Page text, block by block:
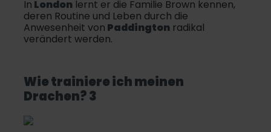
In London lernt er die Familie Brown kennen,
deren Routine und Leben durch die
Anwesenheit von Paddington radikal
verändert werden.
Wie trainiere ich meinen
Drachen? 3